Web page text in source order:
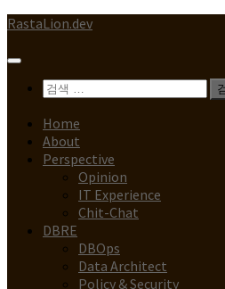
Skip
content
RastaLion.dev
검
Home
About
Perspective
Opinion
IT Experience
Chit-Chat
DBRE
DBOps
Data Architect
Policy & Security